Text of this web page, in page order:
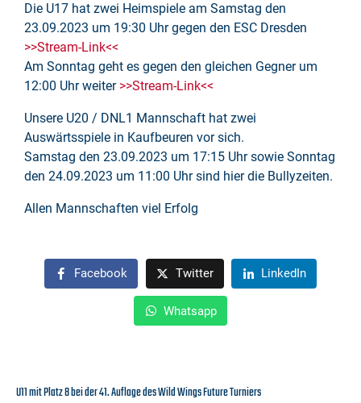
Die U17 hat zwei Heimspiele am Samstag den
23.09.2023 um 19:30 Uhr gegen den ESC Dresden
>>Stream-Link<<
Am Sonntag geht es gegen den gleichen Gegner um
12:00 Uhr weiter >>Stream-Link<<
Unsere U20 / DNL1 Mannschaft hat zwei
Auswärtsspiele in Kaufbeuren vor sich.
Samstag den 23.09.2023 um 17:15 Uhr sowie Sonntag
den 24.09.2023 um 11:00 Uhr sind hier die Bullyzeiten.
Allen Mannschaften viel Erfolg
Facebook Twitter LinkedIn
Whatsapp
U11 mit Platz 8 bei der 41. Auflage des Wild Wings Future Turniers